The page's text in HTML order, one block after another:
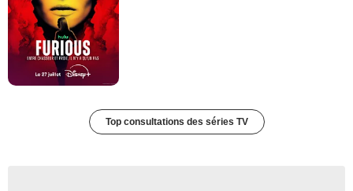
Top consultations des séries TV